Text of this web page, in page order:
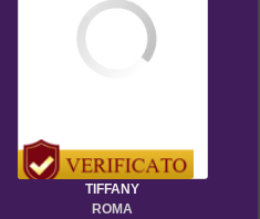
TIFFANY
ROMA